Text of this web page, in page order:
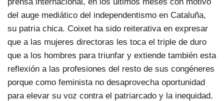
del auge mediático del independentismo en Cataluña,
su patria chica. Coixet ha sido reiterativa en expresar
que a las mujeres directoras les toca el triple de duro
que a los hombres para triunfar y extiende también esta
reflexión a las profesiones del resto de sus congéneres
porque como feminista no desaprovecha oportunidad
para elevar su voz contra el patriarcado y la inequidad.